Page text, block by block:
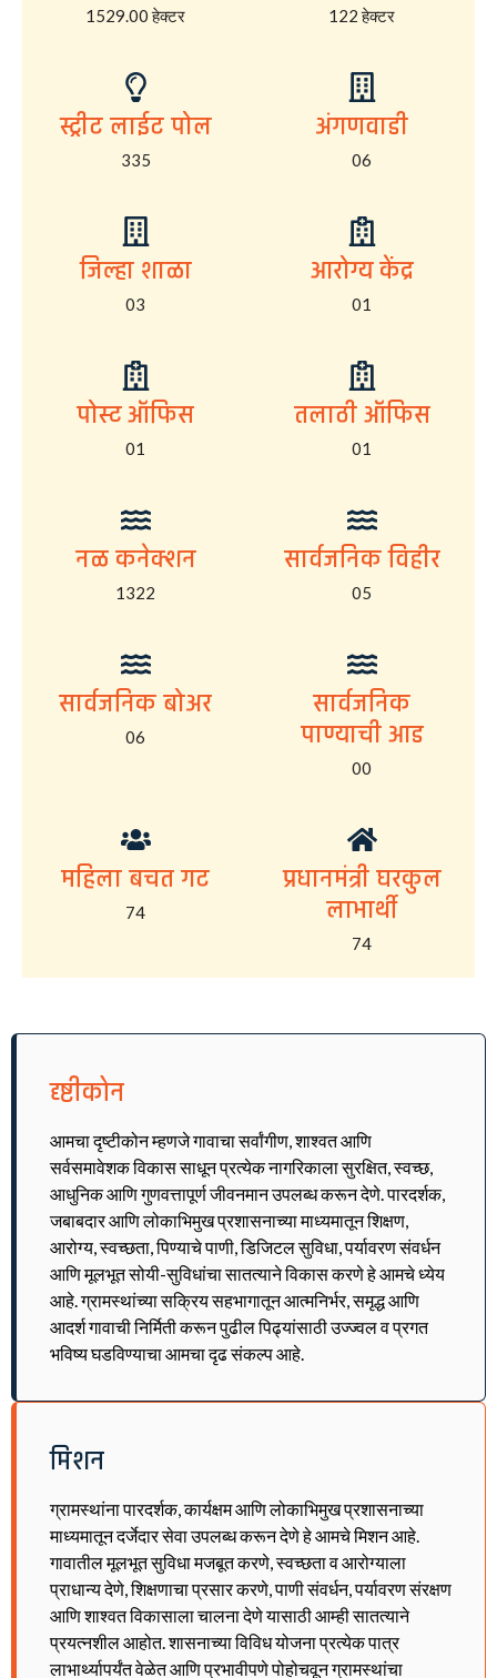
1529.00 हेक्टर 122 हेक्टर
स्ट्रीट लाईट पोल
335
अंगणवाडी
06
जिल्हा शाळा
03
आरोग्य केंद्र
01
पोस्ट ऑफिस
01
तलाठी ऑफिस
01
नळ कनेक्शन
1322
सार्वजनिक विहीर
05
सार्वजनिक बोअर
06
सार्वजनिक
पाण्याची आड
00
महिला बचत गट
74
प्रधानमंत्री घरकुल
लाभार्थी
74
दृष्टीकोन
आमचा दृष्टीकोन म्हणजे गावाचा सर्वांगीण, शाश्वत आणि
सर्वसमावेशक विकास साधून प्रत्येक नागरिकाला सुरक्षित, स्वच्छ,
आधुनिक आणि गुणवत्तापूर्ण जीवनमान उपलब्ध करून देणे. पारदर्शक,
जबाबदार आणि लोकाभिमुख प्रशासनाच्या माध्यमातून शिक्षण,
आरोग्य, स्वच्छता, पिण्याचे पाणी, डिजिटल सुविधा, पर्यावरण संवर्धन
आणि मूलभूत सोयी-सुविधांचा सातत्याने विकास करणे हे आमचे ध्येय
आहे. ग्रामस्थांच्या सक्रिय सहभागातून आत्मनिर्भर, समृद्ध आणि
आदर्श गावाची निर्मिती करून पुढील पिढ्यांसाठी उज्ज्वल व प्रगत
भविष्य घडविण्याचा आमचा दृढ संकल्प आहे.
मिशन
ग्रामस्थांना पारदर्शक, कार्यक्षम आणि लोकाभिमुख प्रशासनाच्या
माध्यमातून दर्जेदार सेवा उपलब्ध करून देणे हे आमचे मिशन आहे.
गावातील मूलभूत सुविधा मजबूत करणे, स्वच्छता व आरोग्याला
प्राधान्य देणे, शिक्षणाचा प्रसार करणे, पाणी संवर्धन, पर्यावरण संरक्षण
आणि शाश्वत विकासाला चालना देणे यासाठी आम्ही सातत्याने
प्रयत्नशील आहोत. शासनाच्या विविध योजना प्रत्येक पात्र
लाभार्थ्यापर्यंत वेळेत आणि प्रभावीपणे पोहोचवून ग्रामस्थांचा